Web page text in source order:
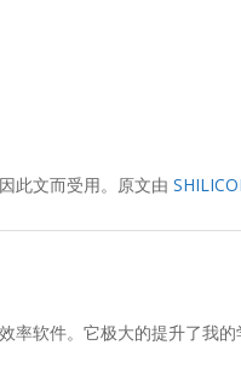
此文而受用。原文由
软件。它极大的提升了我